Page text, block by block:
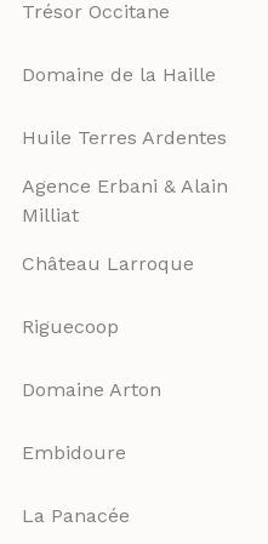
Trésor Occitane
Domaine de la Haille
Huile Terres Ardentes
Agence Erbani & Alain
Milliat
Château Larroque
Riguecoop
Domaine Arton
Embidoure
La Panacée